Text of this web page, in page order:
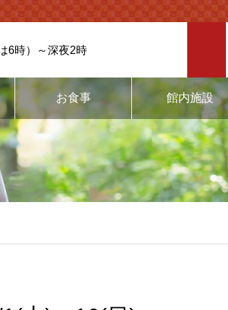
6時）～深夜2時
お食事 館内施設